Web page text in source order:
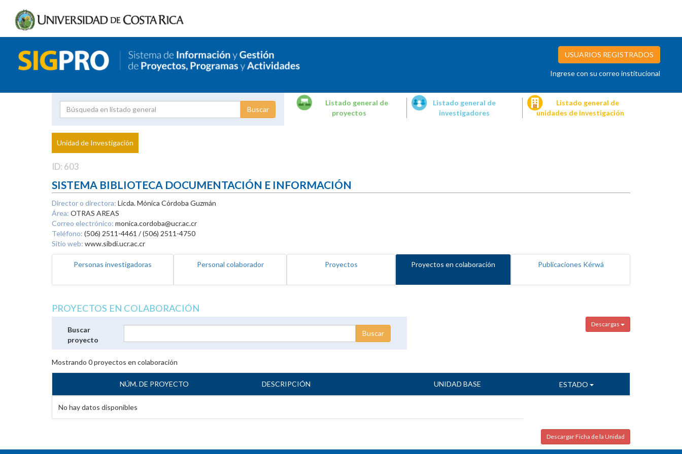
USUARIOS REGISTRADOS
Ingrese con su correo institucional
Proyecto
Investigador
Listado general de
proyectos
Listado general de
investigadores
Listado general de
unidades de investigación
Unidad de Investigación
ID: 603
SISTEMA BIBLIOTECA DOCUMENTACIÓN E INFORMACIÓN
Director o directora: Licda. Mónica Córdoba Guzmán
Área: OTRAS AREAS
Correo electrónico: monica.cordoba@ucr.ac.cr
Teléfono: (506) 2511-4461 / (506) 2511-4750
Sitio web: www.sibdi.ucr.ac.cr
Personas investigadoras Personal colaborador Proyectos Proyectos en colaboración Publicaciones Kérwá
PROYECTOS EN COLABORACIÓN
Descargas
Buscar
proyecto
Mostrando 0proyectos en colaboración
NÚM. DE PROYECTO DESCRIPCIÓN UNIDAD BASE ESTADO
No hay datos disponibles
Descargar Ficha de la Unidad